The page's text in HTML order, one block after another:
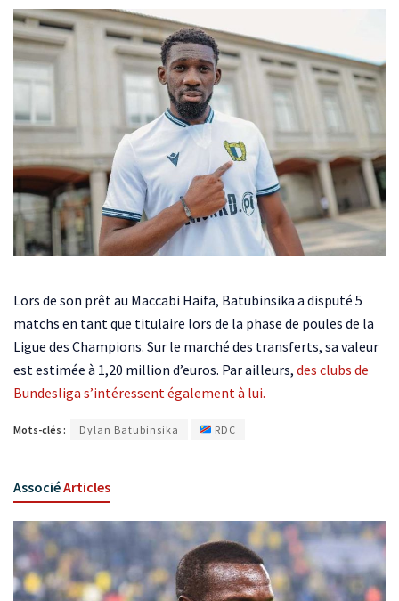
Lors de son prêt au Maccabi Haifa, Batubinsika a disputé 5
matchs en tant que titulaire lors de la phase de poules de la
Ligue des Champions. Sur le marché des transferts, sa valeur
est estimée à 1,20 million d’euros. Par ailleurs, des clubs de
Bundesliga s’intéressent également à lui.
Mots-clés : Dylan Batubinsika RDC
AssociéArticles